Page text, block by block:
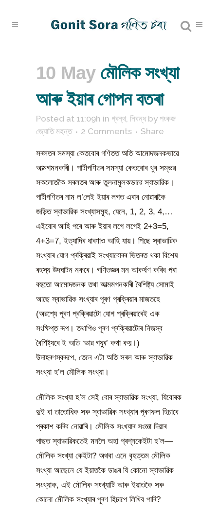
10 Mayমৌলিক সংখ্যা
আৰু ইয়াৰ গোপন বতৰা
Posted at 11:09h in গ্ৰন্থ, নিবন্ধ by পংকজ
জ্যোতি মহন্ত
2 Comments Share
সৰলতৰ সমস্যা কেতবোৰ গণিতত অতি আমোদজনকভাৱে
আত্মগমনকাৰী। পাটীগণিতৰ সমস্যা কেতবোৰ খুব সম্ভৱ
সকলোতকৈ সৰলতৰ আৰু তুলনামূলকভাৱে স্বাভাৱিক।
পাটীগণিতৰ নাম ল’লেই ইয়াৰ লগত এৰাব নোৱাৰাকৈ
জড়িত স্বাভাৱিক সংখ্যাসমূহ, যেনে, 1, 2, 3, 4,…
এইবোৰ আহি পৰে আৰু ইয়াৰ লগে লগেই 2+3=5,
4+3=7, ইত্যাদিৰ ধাৰণাও আহি যায়। পিছে স্বাভাৱিক
সংখ্যাৰ যোগ প্ৰক্ৰিয়াই সংখ্যাবোৰৰ ভিতৰত থকা বিশেষ
ৰহস্য উদঘাটন নকৰে। গণিতজ্ঞৰ মন আকৰ্ষণ কৰিব পৰা
বহুতো আমোদজনক তথা আত্মমগনকাৰী বৈশিষ্ট্য সোমাই
আছে স্বাভাৱিক সংখ্যাৰ পূৰণ প্ৰক্ৰিয়াৰ মাজতহে
(অৱশ্যে পূৰণ প্ৰক্ৰিয়াটো যোগ প্ৰক্ৰিয়াৰেই এক
সংক্ষিপ্ত ৰূপ। তথাপিও পূৰণ প্ৰক্ৰিয়াটোৰ নিজস্ব
বৈশিষ্ট্যৰে ই অতি ‘ভাৱ গধুৰ’ কথা কয়।)
উদাহৰণস্বৰূপে, তেনে এটা অতি সৰল আৰু স্বাভাৱিক
সংখ্যা হ’ল মৌলিক সংখ্যা।
মৌলিক সংখ্যা হ’ল সেই বোৰ স্বাভাৱিক সংখ্যা, যিবোৰক
দুই বা তাতোধিক সৰু স্বাভাৱিক সংখ্যাৰ পূৰণফল হিচাবে
প্ৰকাশ কৰিব নোৱাৰি। মৌলিক সংখ্যাৰ সংজ্ঞা দিয়াৰ
পাছত স্বাভাৱিকতেই মনলৈ অহা প্ৰশ্নকেইটা হ’ল—
মৌলিক সংখ্যা কেইটা? অথবা এনে বৃহত্তম মৌলিক
সংখ্যা আছেনে যে ইয়াতকৈ ডাঙৰ যি কোনো স্বাভাৱিক
সংখ্যাক, এই মৌলিক সংখ্যাটি আৰু ইয়াতকৈ সৰু
কোনো মৌলিক সংখ্যাৰ পূৰণ হিচাপে লিখিব পাৰি?